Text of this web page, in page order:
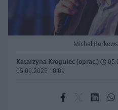
Michał
Katarzyna Krogulec (oprac.)
05.09.2025 10:09